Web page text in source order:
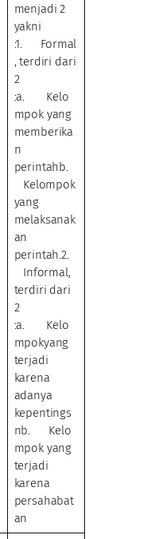
menjadi 2
yakni
:1. Formal
, terdiri dari
2
:a. Kelo
mpok yang
memberika
n
perintahb.
Kelompok
yang
melaksanak
an
perintah.2.
Informal,
terdiri dari
2
:a. Kelo
mpokyang
terjadi
karena
adanya
kepentings
nb. Kelo
mpok yang
terjadi
karena
persahabat
an